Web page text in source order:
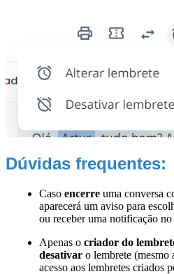
Dúvidas frequentes:
Caso encerre uma conversa
aparecerá um aviso para
ou receber uma notificação
Apenas o criador do
desativar o lembrete (mesmo
acesso aos lembretes criados